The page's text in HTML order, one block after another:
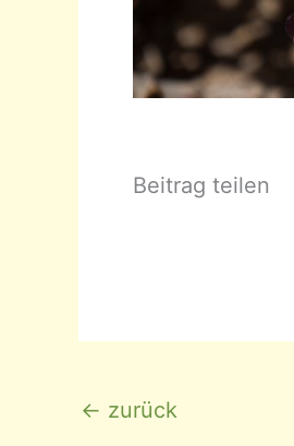
Beitrag teilen
← zurück